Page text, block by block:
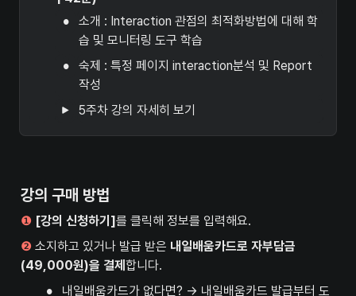
•
소개 : Interaction 관점의 최적화방법에 대해 학
습 및 모니터링 도구 학습
•
숙제 : 특정 페이지 interaction분석 및 Report
작성
5주차 강의 자세히 보기
강의 구매 방법
❶ [강의 신청하기]를 클릭해 정보를 입력해요.
❷ 소지하고 있거나 발급 받은 내일배움카드로 자부담금
(49,000원)을 결제 합니다.
•
내일배움카드가 없다면? → 내일배움카드 발급부터 도